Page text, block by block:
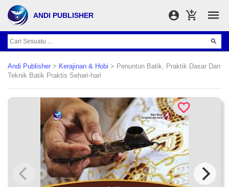
ANDI PUBLISHER
Andi Publisher > Kerajinan & Hobi > Penuntun Batik, Praktik Dasar Dan
Teknik Batik Praktis Sehari-hari